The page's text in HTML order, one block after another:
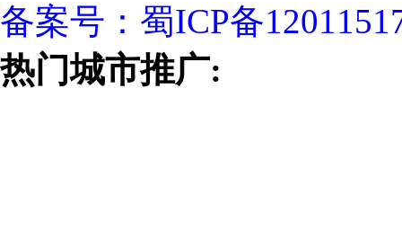
备案号： 蜀ICP备
热门城市推广: